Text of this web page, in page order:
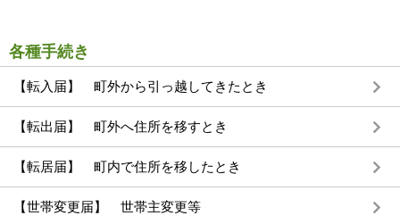
各種手続き
【転入届】 町外から引っ越してきたとき
【転出届】 町外へ住所を移すとき
【転居届】 町内で住所を移したとき
【世帯変更届】 世帯主変更等